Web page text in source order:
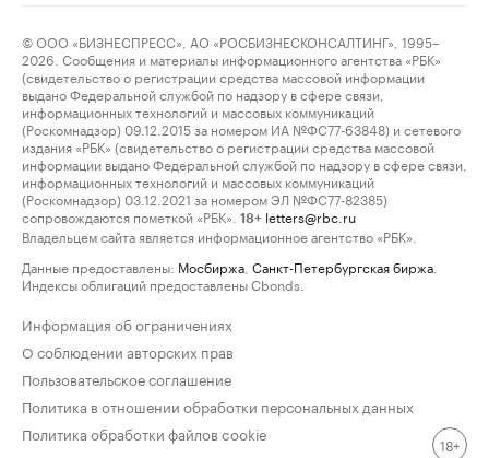
© ООО «БИЗНЕСПРЕСС», АО «РОСБИЗНЕСКОНСАЛТИНГ», 1995–
2026. Сообщения и материалы информационного агентства «РБК»
(свидетельство о регистрации средства массовой информации
выдано Федеральной службой по надзору в сфере связи,
информационных технологий и массовых коммуникаций
(Роскомнадзор) 09.12.2015 за номером ИА №ФС77-63848) и сетевого
издания «РБК» (свидетельство о регистрации средства массовой
информации выдано Федеральной службой по надзору в сфере связи,
информационных технологий и массовых коммуникаций
(Роскомнадзор) 03.12.2021 за номером ЭЛ №ФС77-82385)
сопровождаются пометкой «РБК».
18+ letters@rbc.ru
Владельцем сайта является информационное агентство «РБК».
Данные предоставлены: Мосбиржа Санкт-Петербургская биржа
Индексы облигаций предоставлены Cbonds.
Информация об ограничениях
О соблюдении авторских прав
Пользовательское соглашение
Политика в отношении обработки персональных данных
Политика обработки файлов cookie
18+